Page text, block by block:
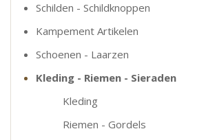
Schilden - Schildknoppen
Kampement Artikelen
Schoenen - Laarzen
Kleding - Riemen - Sieraden
Kleding
Riemen - Gordels